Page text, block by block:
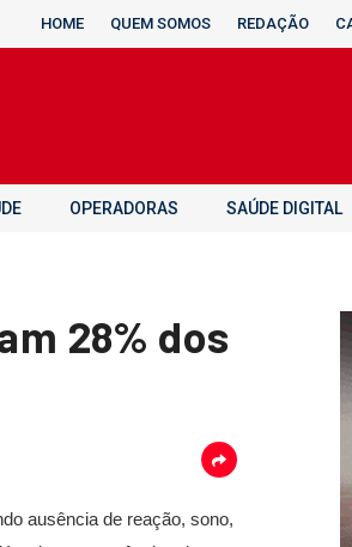
HOME QUEM SOMOS REDAÇÃO
OPERADORAS SAÚDE DIGITAL
28% dos
ausência de reação, sono,